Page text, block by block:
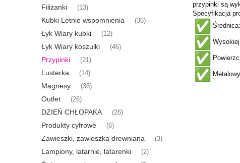
Filiżanki (13)
Kubki Letnie wspomnienia (36)
Łyk Wiary kubki (12)
Łyk Wiary koszulki (46)
Przypinki (21)
Lusterka (14)
Magnesy (36)
Outlet (26)
DZIEŃ CHŁOPAKA (26)
Produkty cyfrowe (6)
Zawieszki, zawieszka drewniana (3)
Lampiony, latarnie, latarenki (2)
przypinki są
Specyfikacja